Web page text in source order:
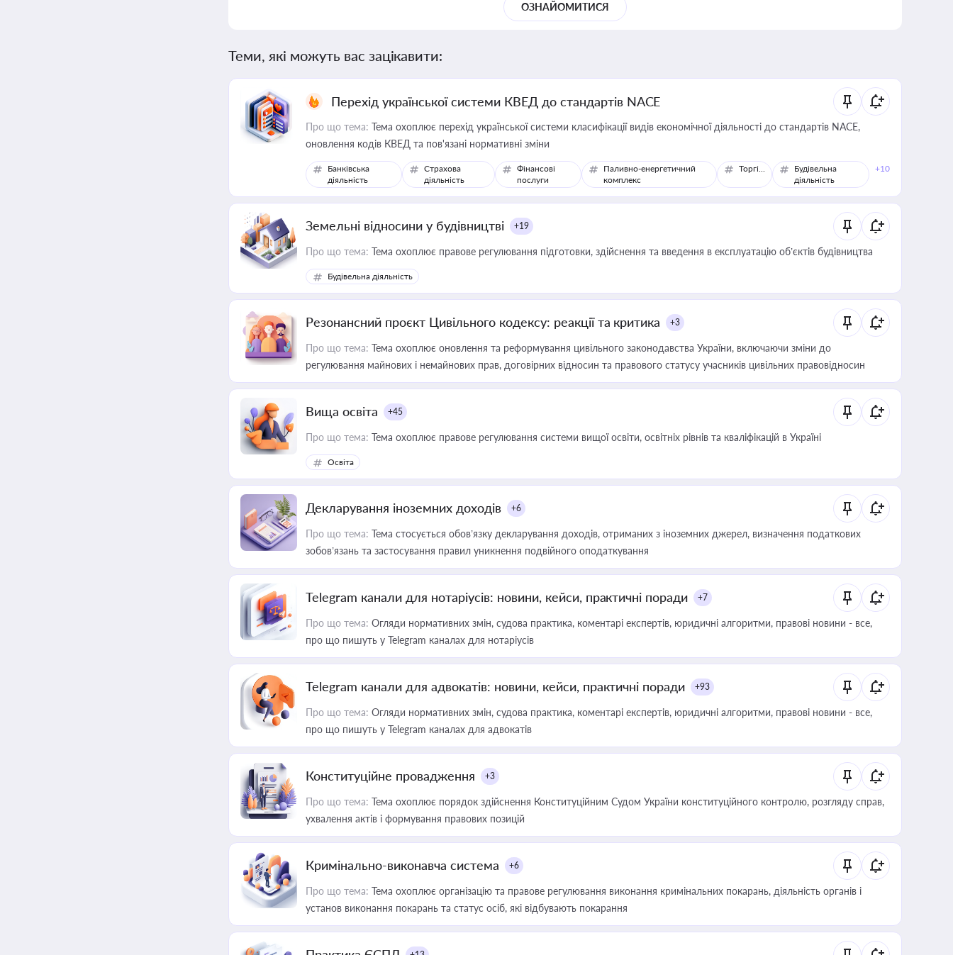
ОЗНАЙОМИТИСЯ
Теми, які можуть вас зацікавити:
Перехід української системи КВЕД до стандартів NACE
Про що тема: Тема охоплює перехід української системи класифікації видів економічної діяльності до стандартів NACE,
оновлення кодів КВЕД та пов'язані нормативні зміни
Банківська
діяльність
Страхова
діяльність
Фінансові
послуги
Паливно-енергетичний
комплекс
Торгівля
Будівельна
діяльність
+10
Земельні відносини у будівництві +19
Про що тема: Тема охоплює правове регулювання підготовки, здійснення та введення в експлуатацію об’єктів будівництва
Будівельна діяльність
Резонансний проєкт Цивільного кодексу: реакції та критика +3
Про що тема: Тема охоплює оновлення та реформування цивільного законодавства України, включаючи зміни до
регулювання майнових і немайнових прав, договірних відносин та правового статусу учасників цивільних правовідносин
Вища освіта +45
Про що тема: Тема охоплює правове регулювання системи вищої освіти, освітніх рівнів та кваліфікацій в Україні
Освіта
Декларування іноземних доходів +6
Про що тема: Тема стосується обов’язку декларування доходів, отриманих з іноземних джерел, визначення податкових
зобов’язань та застосування правил уникнення подвійного оподаткування
Telegram канали для нотаріусів: новини, кейси, практичні поради +7
Про що тема: Огляди нормативних змін, судова практика, коментарі експертів, юридичні алгоритми, правові новини - все,
про що пишуть у Telegram каналах для нотаріусів
Telegram канали для адвокатів: новини, кейси, практичні поради +93
Про що тема: Огляди нормативних змін, судова практика, коментарі експертів, юридичні алгоритми, правові новини - все,
про що пишуть у Telegram каналах для адвокатів
Конституційне провадження +3
Про що тема: Тема охоплює порядок здійснення Конституційним Судом України конституційного контролю, розгляду справ,
ухвалення актів і формування правових позицій
Кримінально-виконавча система +6
Про що тема: Тема охоплює організацію та правове регулювання виконання кримінальних покарань, діяльність органів і
установ виконання покарань та статус осіб, які відбувають покарання